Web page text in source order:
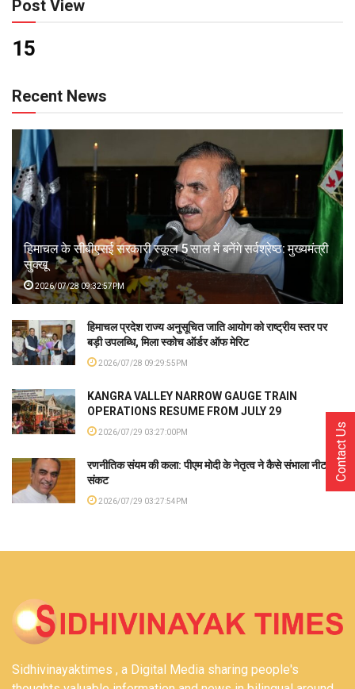
Post View
15
Recent News
हिमाचल के सीबीएसई सरकारी स्कूल 5 साल में बनेंगे सर्वश्रेष्ठ: मुख्यमंत्री
सुक्खू
2026/07/28 09:32:57PM
हिमाचल प्रदेश राज्य अनुसूचित जाति आयोग को राष्ट्रीय स्तर पर
बड़ी उपलब्धि, मिला स्कोच ऑर्डर ऑफ मेरिट
2026/07/28 09:29:55PM
KANGRA VALLEY NARROW GAUGE TRAIN
OPERATIONS RESUME FROM JULY 29
2026/07/29 03:27:00PM
रणनीतिक संयम की कला: पीएम मोदी के नेतृत्व ने कैसे संभाला नीट
संकट
2026/07/29 03:27:54PM
Sidhivinayaktimes , a Digital Media sharing people's
Contact Us